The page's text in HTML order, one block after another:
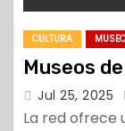
CULTURA
Museos
Jul 25, 2025
La red ofrece